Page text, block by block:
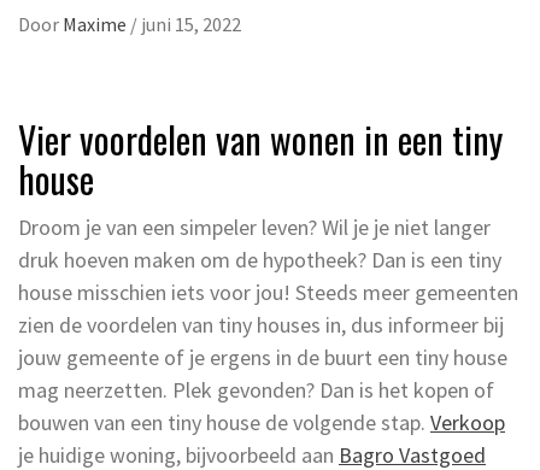
Door Maxime / juni 15, 2022
Vier voordelen van wonen in een tiny
house
Droom je van een simpeler leven? Wil je je niet langer
druk hoeven maken om de hypotheek? Dan is een tiny
house misschien iets voor jou! Steeds meer gemeenten
zien de voordelen van tiny houses in, dus informeer bij
jouw gemeente of je ergens in de buurt een tiny house
mag neerzetten. Plek gevonden? Dan is het kopen of
bouwen van een tiny house de volgende stap. Verkoop
je huidige woning, bijvoorbeeld aan Bagro Vastgoed